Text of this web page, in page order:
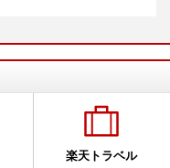
楽天トラベル